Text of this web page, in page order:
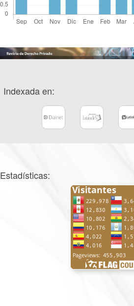
Indexada en:
Estadísticas: